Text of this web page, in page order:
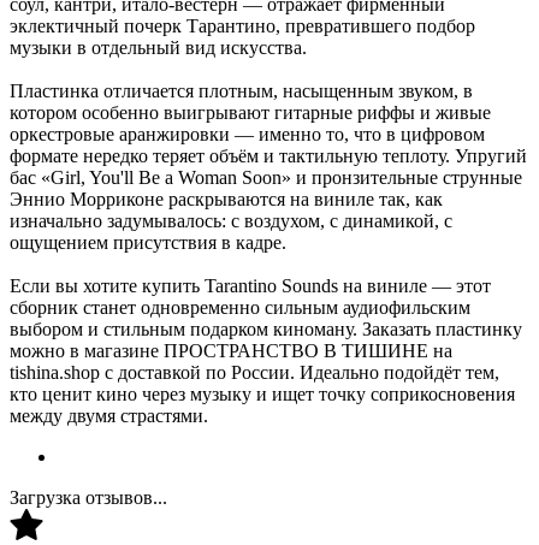
эклектичный почерк Тарантино, превратившего подбор
музыки в отдельный вид искусства.
Пластинка отличается плотным, насыщенным звуком, в
котором особенно выигрывают гитарные риффы и живые
оркестровые аранжировки — именно то, что в цифровом
формате нередко теряет объём и тактильную теплоту. Упругий
бас «Girl, You'll Be a Woman Soon» и пронзительные струнные
Эннио Морриконе раскрываются на виниле так, как
изначально задумывалось: с воздухом, с динамикой, с
ощущением присутствия в кадре.
Если вы хотите купить Tarantino Sounds на виниле — этот
сборник станет одновременно сильным аудиофильским
выбором и стильным подарком киноману. Заказать пластинку
можно в магазине ПРОСТРАНСТВО В ТИШИНЕ на
tishina.shop с доставкой по России. Идеально подойдёт тем,
кто ценит кино через музыку и ищет точку соприкосновения
между двумя страстями.
Загрузка отзывов...